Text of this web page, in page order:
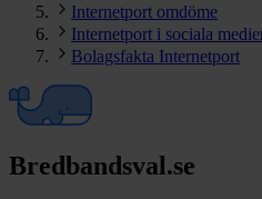
Internetport omdöme
Internetport i sociala
Bolagsfakta Internetport
Bredbandsval.se